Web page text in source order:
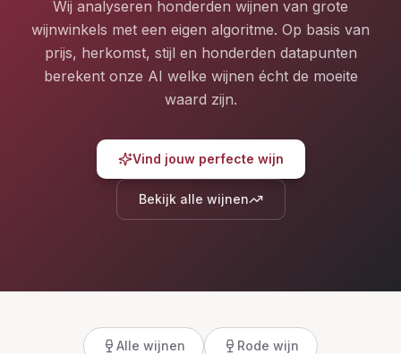
Wij analyseren honderden wijnen van grote
wijnwinkels met een eigen algoritme. Op basis van
prijs, herkomst, stijl en honderden datapunten
berekent onze AI welke wijnen écht de moeite
waard zijn.
Vind jouw perfecte wijn
Bekijk alle wijnen
Alle wijnen Rode wijn